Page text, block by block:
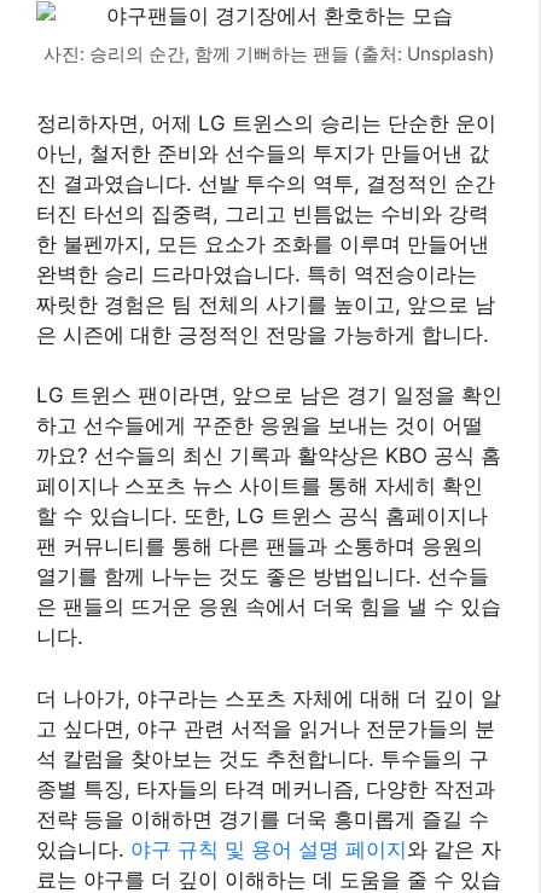
사진: 승리의 순간, 함께 기뻐하는 팬들 (출처: Unsplash)
정리하자면, 어제 LG 트윈스의 승리는 단순한 운이
아닌, 철저한 준비와 선수들의 투지가 만들어낸 값
진 결과였습니다. 선발 투수의 역투, 결정적인 순간
터진 타선의 집중력, 그리고 빈틈없는 수비와 강력
한 불펜까지, 모든 요소가 조화를 이루며 만들어낸
완벽한 승리 드라마였습니다. 특히 역전승이라는
짜릿한 경험은 팀 전체의 사기를 높이고, 앞으로 남
은 시즌에 대한 긍정적인 전망을 가능하게 합니다.
LG 트윈스 팬이라면, 앞으로 남은 경기 일정을 확인
하고 선수들에게 꾸준한 응원을 보내는 것이 어떨
까요? 선수들의 최신 기록과 활약상은 KBO 공식 홈
페이지나 스포츠 뉴스 사이트를 통해 자세히 확인
할 수 있습니다. 또한, LG 트윈스 공식 홈페이지나
팬 커뮤니티를 통해 다른 팬들과 소통하며 응원의
열기를 함께 나누는 것도 좋은 방법입니다. 선수들
은 팬들의 뜨거운 응원 속에서 더욱 힘을 낼 수 있습
니다.
더 나아가, 야구라는 스포츠 자체에 대해 더 깊이 알
고 싶다면, 야구 관련 서적을 읽거나 전문가들의 분
석 칼럼을 찾아보는 것도 추천합니다. 투수들의 구
종별 특징, 타자들의 타격 메커니즘, 다양한 작전과
전략 등을 이해하면 경기를 더욱 흥미롭게 즐길 수
있습니다. 야구 규칙 및 용어 설명 페이지와 같은 자
료는 야구를 더 깊이 이해하는 데 도움을 줄 수 있습